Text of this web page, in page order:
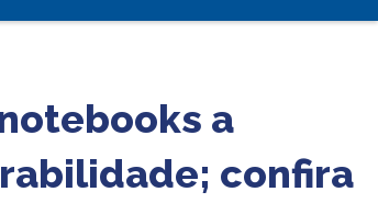
a
confira